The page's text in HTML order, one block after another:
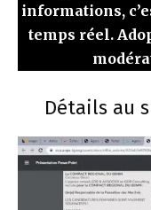
informations,
temps réel.
Détails au